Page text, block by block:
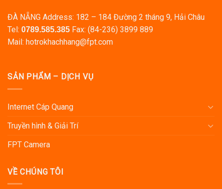
ĐÀ NẴNG Address: 182 – 184 Đường 2 tháng 9, Hải Châu
Tel: 0789.585.385 Fax: (84-236) 3899 889
Mail: hotrokhachhang@fpt.com
SẢN PHẨM – DỊCH VỤ
Internet Cáp Quang
Truyền hình & Giải Trí
FPT Camera
VỀ CHÚNG TÔI